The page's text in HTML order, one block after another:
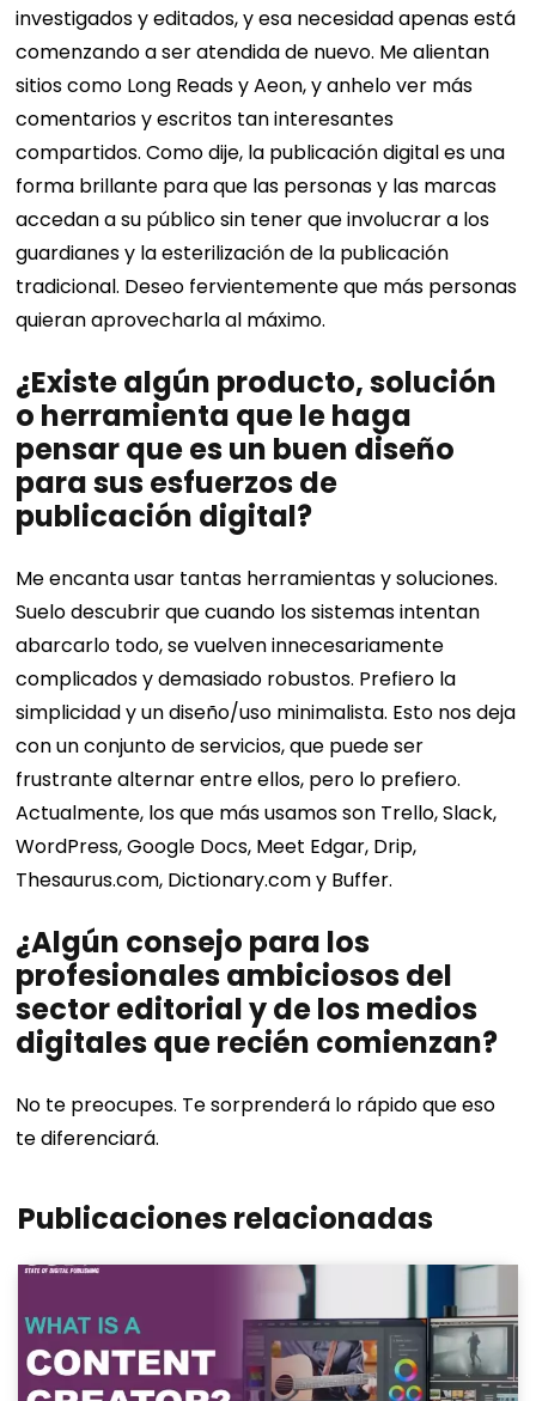
investigados y editados, y esa necesidad apenas está
comenzando a ser atendida de nuevo. Me alientan
sitios como Long Reads y Aeon, y anhelo ver más
comentarios y escritos tan interesantes
compartidos. Como dije, la publicación digital es una
forma brillante para que las personas y las marcas
accedan a su público sin tener que involucrar a los
guardianes y la esterilización de la publicación
tradicional. Deseo fervientemente que más personas
quieran aprovecharla al máximo.
¿Existe algún producto, solución
o herramienta que le haga
pensar que es un buen diseño
para sus esfuerzos de
publicación digital?
Me encanta usar tantas herramientas y soluciones.
Suelo descubrir que cuando los sistemas intentan
abarcarlo todo, se vuelven innecesariamente
complicados y demasiado robustos. Prefiero la
simplicidad y un diseño/uso minimalista. Esto nos deja
con un conjunto de servicios, que puede ser
frustrante alternar entre ellos, pero lo prefiero.
Actualmente, los que más usamos son Trello, Slack,
WordPress, Google Docs, Meet Edgar, Drip,
Thesaurus.com, Dictionary.com y Buffer.
¿Algún consejo para los
profesionales ambiciosos del
sector editorial y de los medios
digitales que recién comienzan?
No te preocupes. Te sorprenderá lo rápido que eso
te diferenciará.
Publicaciones relacionadas